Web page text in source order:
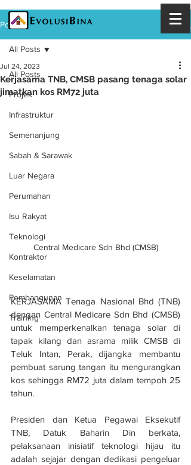
Post
All Posts
Projek
Infrastruktur
Semenanjung
Sabah & Sarawak
Luar Negara
Perumahan
Isu Rakyat
Teknologi
Kontraktor
Keselamatan
Pembangunan
Training
All Posts
Kerjasama TNB, CMSB pasang tenaga solar
jimatkan kos RM72 juta
Jul 24, 2023
Central Medicare Sdn Bhd (CMSB)
KERJASAMA Tenaga Nasional Bhd (TNB)
dengan Central Medicare Sdn Bhd (CMSB)
untuk memperkenalkan tenaga solar di
tapak kilang dan asrama milik CMSB di
Teluk Intan, Perak, dijangka membantu
pembuat sarung tangan itu mengurangkan
kos sehingga RM72 juta dalam tempoh 25
tahun.
Presiden dan Ketua Pegawai Eksekutif
TNB, Datuk Baharin Din berkata,
pelaksanaan inisiatif teknologi hijau itu
adalah sejajar dengan dedikasi pengeluar